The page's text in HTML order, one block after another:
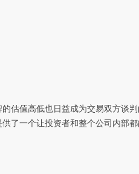
估值高低也日益成为交易双方谈
了一个让投资者和整个公司内部